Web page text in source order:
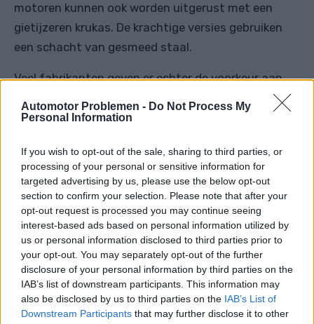
Automotor Problemen - Do Not Process My
Personal Information
If you wish to opt-out of the sale, sharing to third parties, or
processing of your personal or sensitive information for
targeted advertising by us, please use the below opt-out
section to confirm your selection. Please note that after your
opt-out request is processed you may continue seeing
interest-based ads based on personal information utilized by
us or personal information disclosed to third parties prior to
your opt-out. You may separately opt-out of the further
disclosure of your personal information by third parties on the
IAB’s list of downstream participants. This information may
also be disclosed by us to third parties on the IAB’s List of
Downstream Participants that may further disclose it to other
motoren kunnen ook worden uitgerust met een
gietijzeren krukas. De krachtige versies gebruiken
een schacht van gesmeed staal.
Veel fabrikanten geven er echter de voorkeur aan
om gesmede krukassen te gebruiken vanwege hun
lichtere gewicht en compacte afmetingen.
Bekijk een demonstratie van hoe de
krukas werkt: